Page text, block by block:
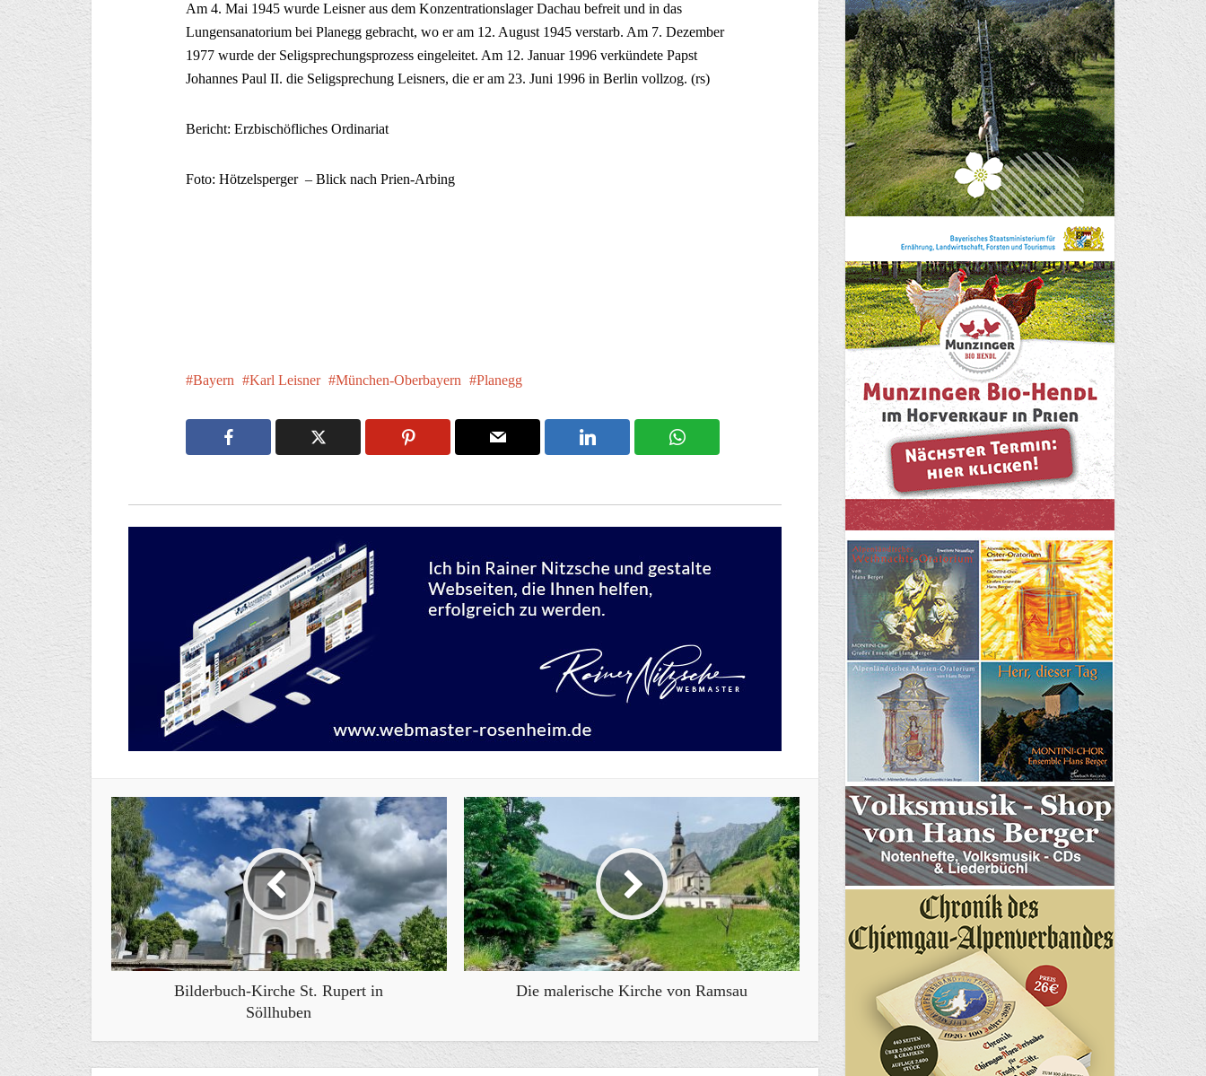
Am 4. Mai 1945 wurde Leisner aus dem Konzentrationslager Dachau befreit und in das
Lungensanatorium bei Planegg gebracht, wo er am 12. August 1945 verstarb. Am 7. Dezember
1977 wurde der Seligsprechungsprozess eingeleitet. Am 12. Januar 1996 verkündete Papst
Johannes Paul II. die Seligsprechung Leisners, die er am 23. Juni 1996 in Berlin vollzog. (rs)
Bericht: Erzbischöfliches Ordinariat
Foto: Hötzelsperger – Blick nach Prien-Arbing
Bayern Karl Leisner München-Oberbayern Planegg
Bilderbuch-Kirche St. Rupert in
Söllhuben
Die malerische Kirche von Ramsau